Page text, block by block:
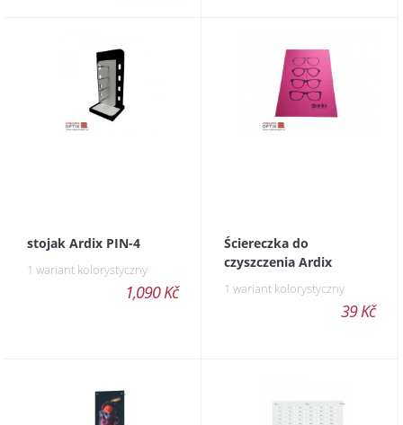
stojak Ardix PIN-4
1 wariant kolorystyczny
1,090 Kč
Ściereczka do
czyszczenia Ardix
1 wariant kolorystyczny
39 Kč